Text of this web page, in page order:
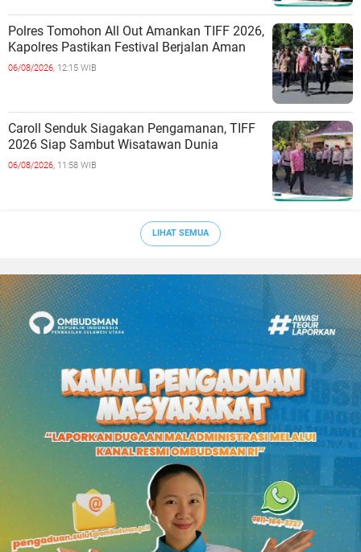
Polres Tomohon All Out Amankan TIFF 2026,
Kapolres Pastikan Festival Berjalan Aman
06/08/2026, 12:15 WIB
Caroll Senduk Siagakan Pengamanan, TIFF
2026 Siap Sambut Wisatawan Dunia
06/08/2026, 11:58 WIB
LIHAT SEMUA